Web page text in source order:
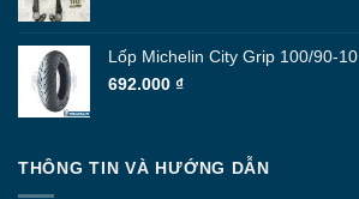
Lốp Michelin City Grip 100/90-10
692.000 ₫
THÔNG TIN VÀ HƯỚNG DẪN